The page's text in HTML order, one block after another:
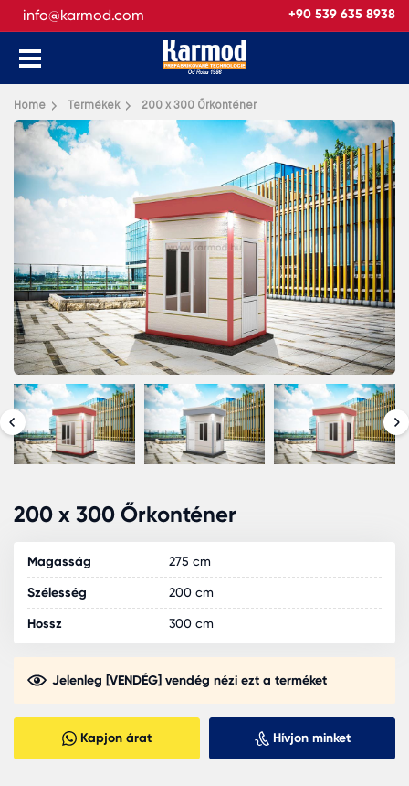
info@karmod.com +90 539 635 8938
Home Termékek 200 x 300 Őrkonténer
200 x 300 Őrkonténer
Magasság 275 cm
Szélesség 200 cm
Hossz 300 cm
Jelenleg [VENDÉG] vendég nézi ezt a terméket
Kapjon árat Hívjon minket